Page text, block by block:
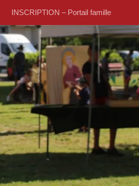
INSCRIPTION – Portail famille